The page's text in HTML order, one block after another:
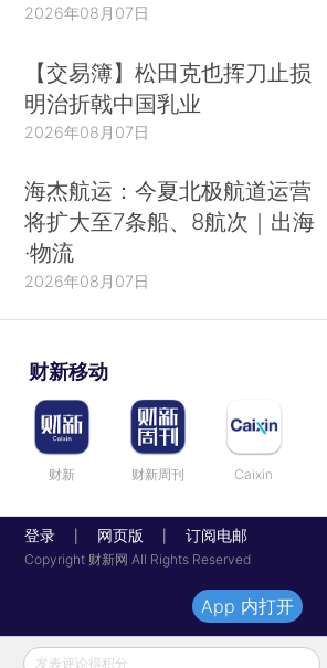
2026年08月07日
【交易簿】松田克也挥刀止损
明治折戟中国乳业
2026年08月07日
海杰航运：今夏北极航道运营
将扩大至7条船、8航次｜出海
·物流
2026年08月07日
财新移动
财新 财新周刊 Caixin
登录 网页版 订阅电邮
Copyright 财新网 All Rights Reserved
发表评论得积分
App 内打开